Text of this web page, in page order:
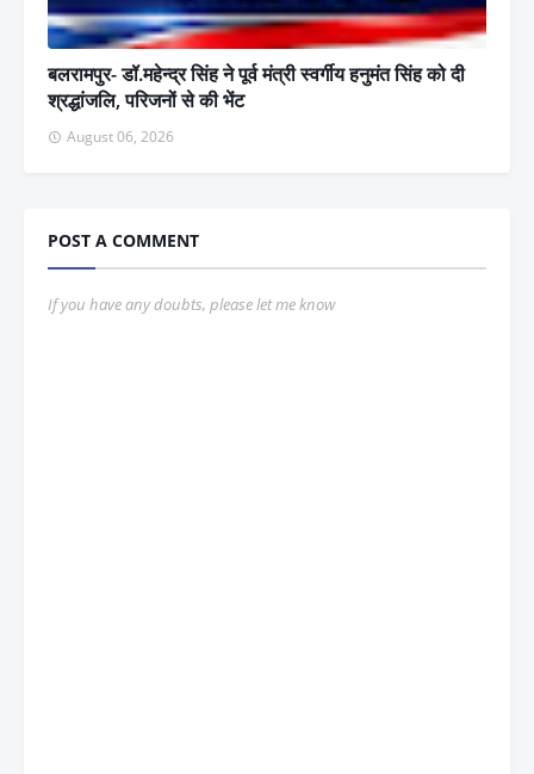
बलरामपुर- डॉ.महेन्द्र सिंह ने पूर्व मंत्री स्वर्गीय हनुमंत सिंह को दी
श्रद्धांजलि, परिजनों से की भेंट
August 06, 2026
POST A COMMENT
If you have any doubts, please let me know